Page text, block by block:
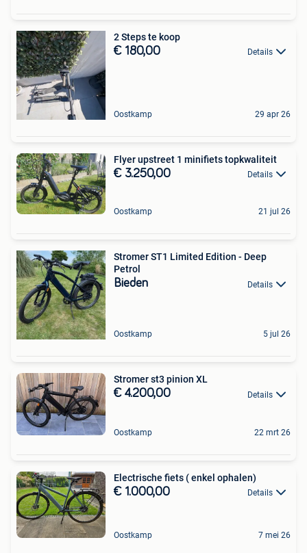
2 Steps te koop
€ 180,00 Details
Oostkamp 29 apr 26
Flyer upstreet 1 minifiets topkwaliteit
€ 3.250,00 Details
Oostkamp 21 jul 26
Stromer ST1 Limited Edition - Deep
Petrol
Bieden Details
Oostkamp 5 jul 26
Stromer st3 pinion XL
€ 4.200,00 Details
Oostkamp 22 mrt 26
Electrische fiets ( enkel ophalen)
€ 1.000,00 Details
Oostkamp 7 mei 26